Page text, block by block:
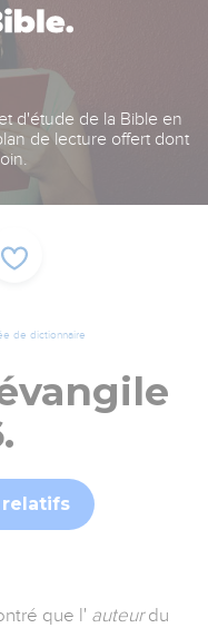
d'étude de la Bible en
de lecture offert dont
de dictionnaire
relatifs
que l' auteurdu